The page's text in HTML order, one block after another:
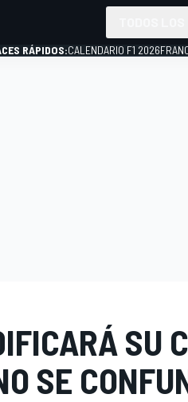
RÁPIDOS:CALENDARIO F1 2026
SU
SE